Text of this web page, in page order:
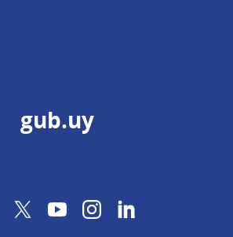
gub.uy
FacebookTwitterYouTubeInstagram